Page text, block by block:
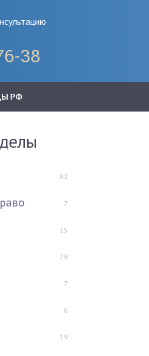
38
РФ
82
7
15
28
7
6
19